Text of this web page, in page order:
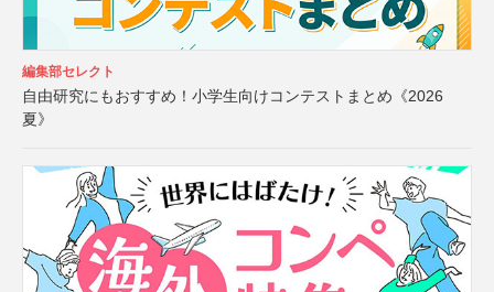
編集部セレクト
自由研究にもおすすめ！小学生向けコンテストまとめ《2026
夏》